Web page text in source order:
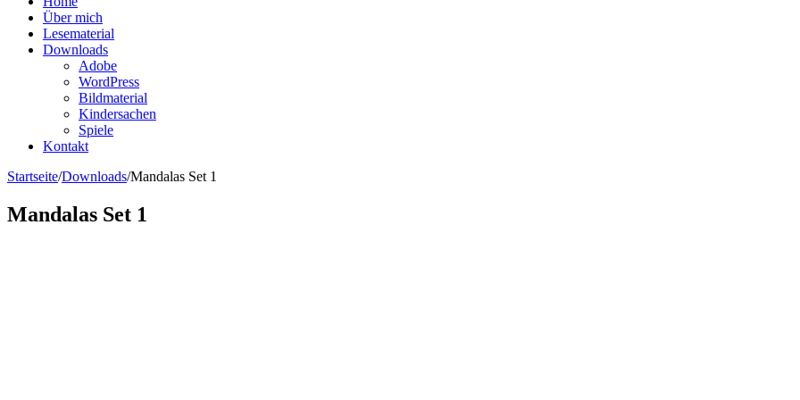
Über mich
Lesematerial
Downloads
Adobe
WordPress
Bildmaterial
Kindersachen
Spiele
Kontakt
Startseite/Downloads/Mandalas Set 1
Mandalas Set 1